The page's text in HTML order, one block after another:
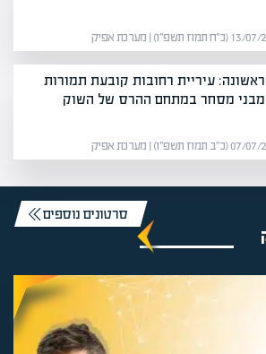
(כ״ח תמוז תשפ״ו) | מערכת אפיק
עיריית רחובות קובעת תמורות
מסחר במתחם ההרס של השוק
(כ״ב תמוז תשפ״ו) | מערכת אפיק
סרטונים נוספים